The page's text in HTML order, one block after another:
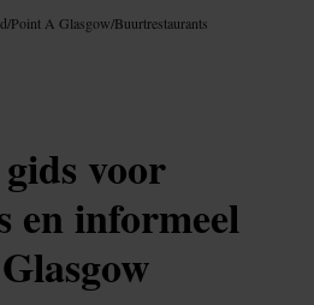
/Point A Glasgow/Buurtrestaurants
voor
en informeel